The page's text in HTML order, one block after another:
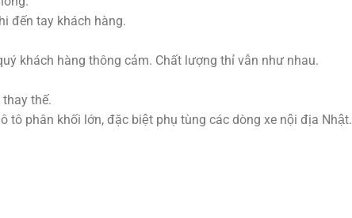
đến tay khách hàng.
khách hàng thông cảm. Chất lượng thỉ vẫn như nhau.
thế.
tô phân khối lớn, đặc biệt phụ tùng các dòng xe nội địa Nhật.